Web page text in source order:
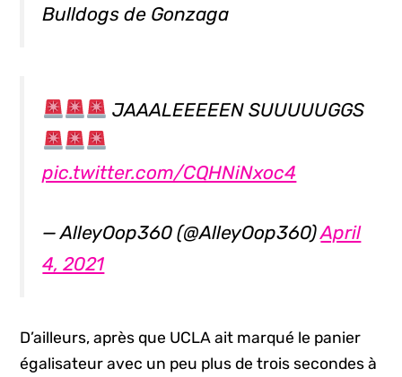
Bulldogs de Gonzaga
JAAALEEEEEN SUUUUUGGS
pic.twitter.com/CQHNiNxoc4
— AlleyOop360 (@AlleyOop360)April
4, 2021
D’ailleurs, après que UCLA ait marqué le panier
égalisateur avec un peu plus de trois secondes à